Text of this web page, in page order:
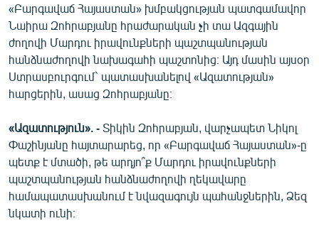
ԱՐԽԻՎ
ՏԵՍԱՆՅՈՒԹԵՐ
ԲԱՆԱՎԵՃ
ՁԳՏԵԼՈՎ ԼԱՎԱԳՈՒՅՆԻՆ
Հայերեն
English
Русский
«Բարգավաճ Հայաստան» խմբակցության պատգամավոր
Նաիրա Զոհրաբյանը հրաժարական չի տա Ազգային
ժողովի Մարդու իրավունքների պաշտպանության
հանձնաժողովի նախագահի պաշտոնից։ Այդ մասին այսօր
Ստրասբուրգում` պատասխանելով «Ազատության»
հարցերին, ասաց Զոհրաբյանը։
«Ազատություն». - Տիկին Զոհրաբյան, վարչապետ Նիկոլ
Փաշինյանը հայտարարեց, որ «Բարգավաճ Հայաստան»-ը
պետք է մտածի, թե արդյո՞ք Մարդու իրավունքների
պաշտպանության հանձնաժողովի ղեկավարը
համապատասխանում է նվազագույն պահանջներին, Ձեզ
նկատի ունի։